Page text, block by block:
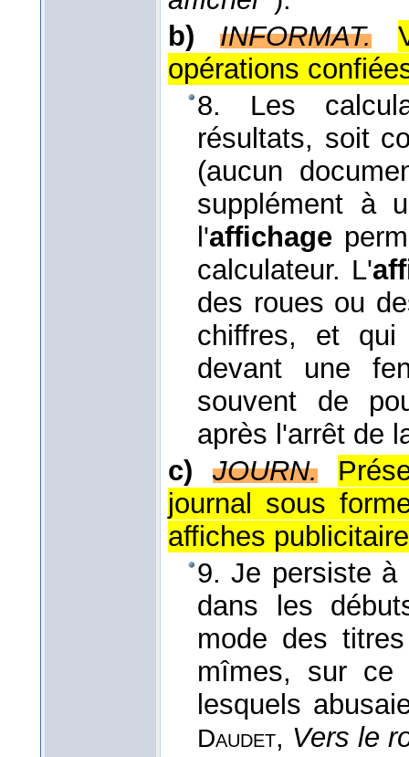
b)
INFORMAT.
opérations
8. Les
résultats, soit
(aucun
supplément à
l'affichage
calculateur. L'
des roues ou
chiffres, et qui
devant une
souvent de
après l'arrêt de
c)
JOURN.
journal sous
affiches
9. Je persiste à
dans les
mode des
mîmes, sur ce
lesquels
Daudet, Vers le